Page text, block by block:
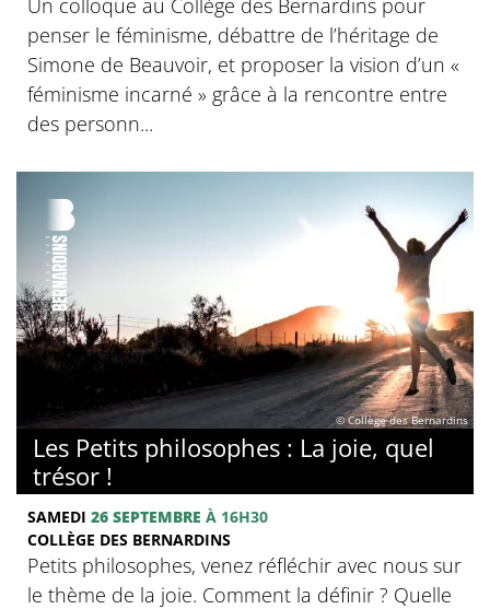
Un colloque au Collège des Bernardins pour
penser le féminisme, débattre de l’héritage de
Simone de Beauvoir, et proposer la vision d’un «
féminisme incarné » grâce à la rencontre entre
des personn...
© Collège des Bernardins
Les Petits philosophes : La joie, quel
trésor !
SAMEDI 26 SEPTEMBRE À 16H30
COLLÈGE DES BERNARDINS
Petits philosophes, venez réfléchir avec nous sur
le thème de la joie. Comment la définir ? Quelle